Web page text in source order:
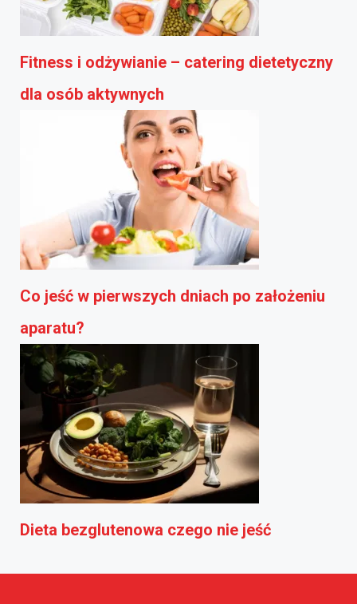
Fitness i odżywianie – catering dietetyczny
dla osób aktywnych
Co jeść w pierwszych dniach po założeniu
aparatu?
Dieta bezglutenowa czego nie jeść